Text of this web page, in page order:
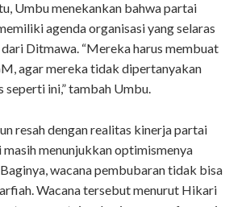
Umbu menekankan bahwa partai
agenda organisasi yang selaras
Ditmawa. “Mereka harus membuat
agar mereka tidak dipertanyakan
seperti ini,” tambah Umbu.
resah dengan realitas kinerja partai
menunjukkan optimismenya
wacana pembubaran tidak bisa
Wacana tersebut menurut Hikari